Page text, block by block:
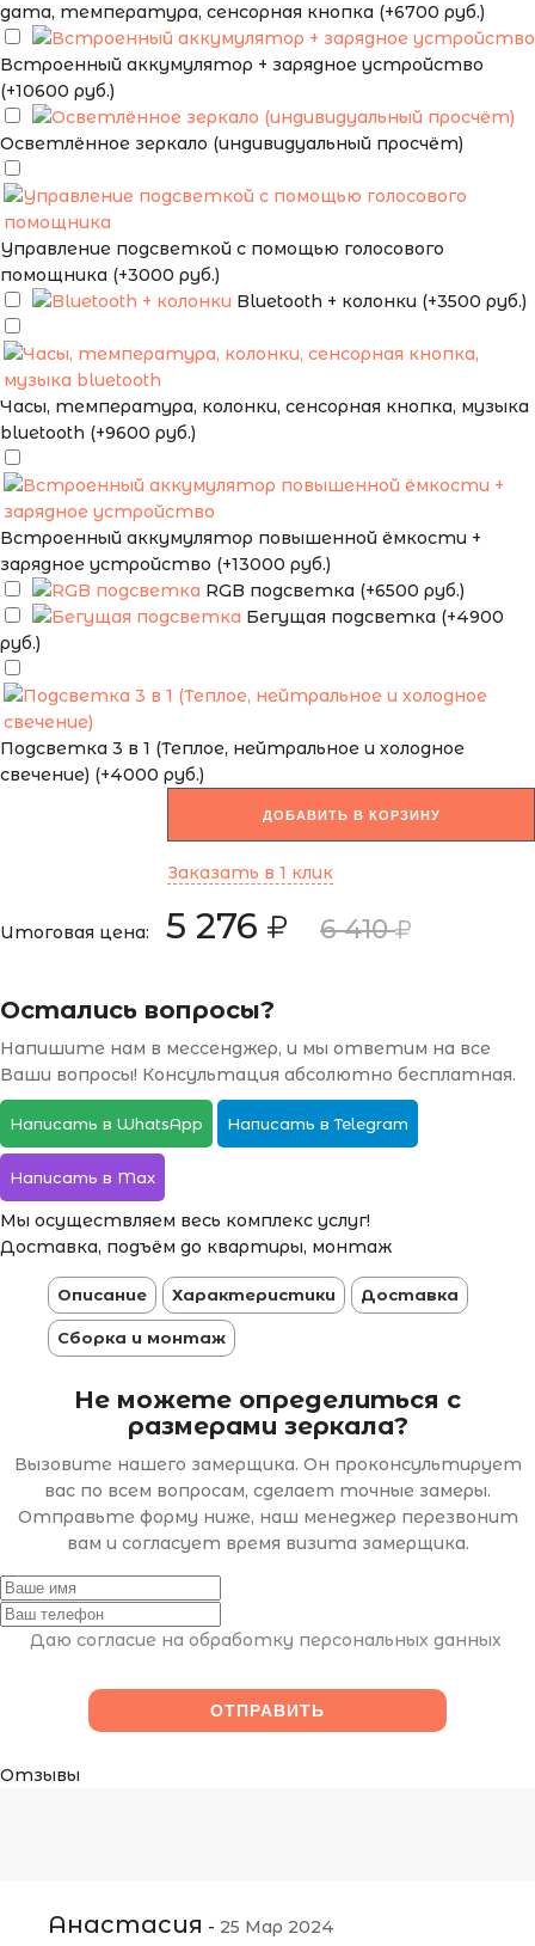
дата, температура, сенсорная кнопка (+6700 руб.)
Встроенный аккумулятор + зарядное устройство
(+10600 руб.)
Осветлённое зеркало (индивидуальный просчёт)
Управление подсветкой с помощью голосового
помощника (+3000 руб.)
Bluetooth + колонки (+3500 руб.)
Часы, температура, колонки, сенсорная кнопка, музыка
bluetooth (+9600 руб.)
Встроенный аккумулятор повышенной ёмкости +
зарядное устройство (+13000 руб.)
RGB подсветка (+6500 руб.)
Бегущая подсветка (+4900
руб.)
Подсветка 3 в 1 (Теплое, нейтральное и холодное
свечение) (+4000 руб.)
ДОБАВИТЬ В КОРЗИНУ
Заказать в 1 клик
Итоговая цена: 5 276 6 410
Остались вопросы?
Напишите нам в мессенджер, и мы ответим на все
Ваши вопросы! Консультация абсолютно бесплатная.
Написать в WhatsApp Написать в Telegram
Написать в Max
Мы осуществляем весь комплекс услуг!
Доставка, подъём до квартиры, монтаж
Описание Характеристики Доставка
Сборка и монтаж
Не можете определиться с
размерами зеркала?
Вызовите нашего замерщика. Он проконсультирует
вас по всем вопросам, сделает точные замеры.
Отправьте форму ниже, наш менеджер перезвонит
вам и согласует время визита замерщика.
Даю согласие на обработку персональных данных
Отзывы
Анастасия - 25 Мар 2024